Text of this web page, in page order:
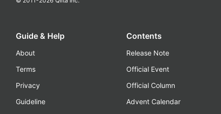
Guide & Help
About
Terms
Privacy
Guideline
Contents
Release Note
Official Event
Official Column
Advent Calendar